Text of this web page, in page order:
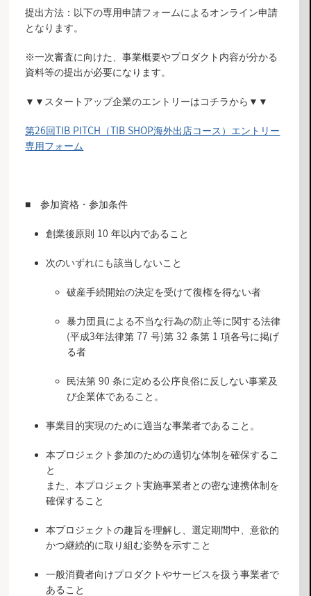
提出方法：以下の専用申請フォームによるオンライン申請
となります。
※一次審査に向けた、事業概要やプロダクト内容が分かる
資料等の提出が必要になります。
▼▼スタートアップ企業のエントリーはコチラから▼▼
第26回TIB PITCH（TIB SHOP海外出店コース）エントリー
専用フォーム
■ 参加資格・参加条件
創業後原則 10 年以内であること
次のいずれにも該当しないこと
破産手続開始の決定を受けて復権を得ない者
暴力団員による不当な行為の防止等に関する法律
(平成3年法律第 77 号)第 32 条第 1 項各号に掲げ
る者
民法第 90 条に定める公序良俗に反しない事業及
び企業体であること。
事業目的実現のために適当な事業者であること。
本プロジェクト参加のための適切な体制を確保するこ
と
また、本プロジェクト実施事業者との密な連携体制を
確保すること
本プロジェクトの趣旨を理解し、選定期間中、意欲的
かつ継続的に取り組む姿勢を示すこと
一般消費者向けプロダクトやサービスを扱う事業者で
あること